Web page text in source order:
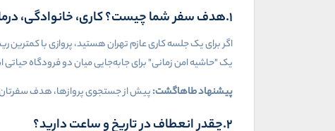
1.هدف سفر شما چیست؟ کاری، خانوادگی، درمانی یا ترانزیت
اگر برای یک جلسه کاری عازم تهران هستید، پروازی با
یک "حاشیه امن زمانی" برای جابه‌جایی میان دو فرودگاه
پیشنهاد طاهاگشت:پیش از جستجوی پروازها، هدف سفرتان
2.چقدر انعطاف در تاریخ و ساعت دارید؟